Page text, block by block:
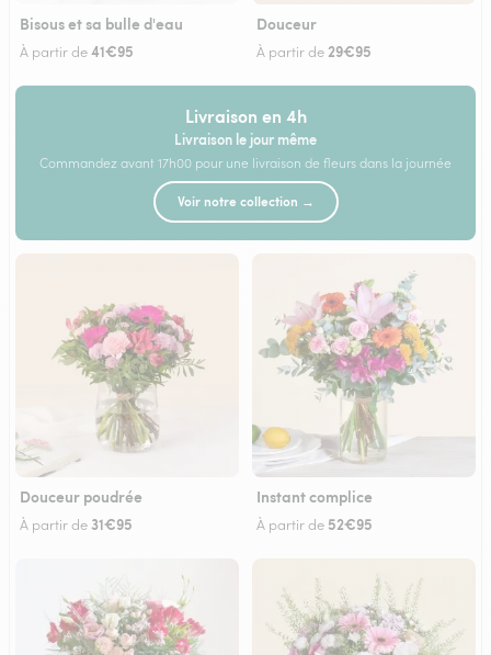
Bisous et sa bulle d'eau
À partir de41€95
Douceur
À partir de 29€95
Livraison en 4h
Livraison le jour même
Commandez avant 17h00 pour une livraison de fleurs dans la journée
Voir notre collection →
Douceur poudrée
À partir de 31€95
Instant complice
À partir de 52€95